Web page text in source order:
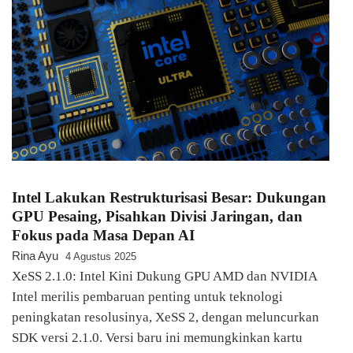
Intel Lakukan Restrukturisasi Besar: Dukungan
GPU Pesaing, Pisahkan Divisi Jaringan, dan
Fokus pada Masa Depan AI
Rina Ayu 4 Agustus 2025
XeSS 2.1.0: Intel Kini Dukung GPU AMD dan NVIDIA
Intel merilis pembaruan penting untuk teknologi
peningkatan resolusinya, XeSS 2, dengan meluncurkan
SDK versi 2.1.0. Versi baru ini memungkinkan kartu